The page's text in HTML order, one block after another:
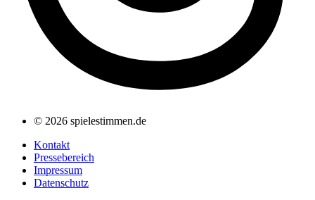
© 2026 spielestimmen.de
Kontakt
Pressebereich
Impressum
Datenschutz